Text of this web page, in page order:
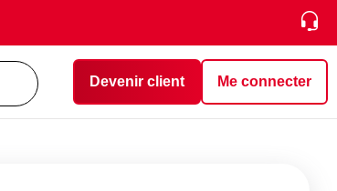
Devenir client Me connecter